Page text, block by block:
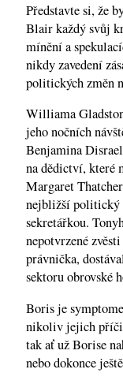
Představte si, že
Blair každý svůj
mínění a
nikdy zavedení
politických změn
Williama
jeho nočních
Benjamina
na dědictví, které
Margaret
nejbližší politický
sekretářkou.
nepotvrzené
právnička,
sektoru obrovské
Boris je
nikoliv jejich
tak ať už Borise
nebo dokonce